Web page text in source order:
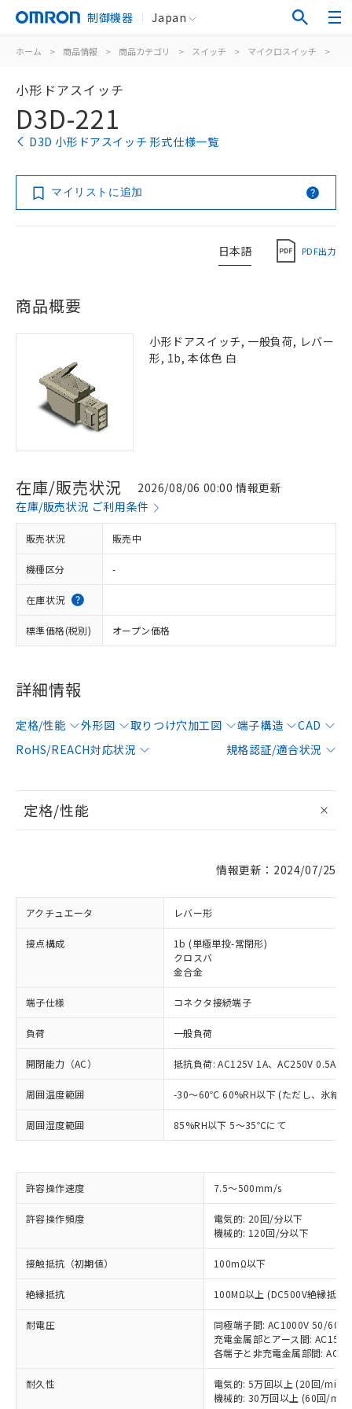
制御機器 Japan
ホーム > 商品情報 > 商品カテゴリ > スイッチ > マイクロスイッチ >
小形ドアスイッチ
D3D-221
D3D 小形ドアスイッチ 形式仕様一覧
マイリストに追加
日本語 PDF出力
商品概要
小形ドアスイッチ, 一般負荷, レバー
形, 1b, 本体色 白
在庫/販売状況
2026/08/06 00:00 情報更新
在庫/販売状況 ご利用条件
販売状況 販売中
機種区分 -
在庫状況
標準価格(税別) オープン価格
詳細情報
定格/性能 外形図 取りつけ穴加工図 端子構造
CAD
RoHS/REACH対応状況
規格認証/適合状況
定格/性能
情報更新：2024/07/25
アクチュエータ レバー形
接点構成
1b (単極単投-常閉形)
クロスバ
金合金
端子仕様 コネクタ接続端子
負荷 一般負荷
開閉能力（AC） 抵抗負荷: AC125V 1A、AC250V 0.5A
周囲温度範囲 -30～60℃ 60%RH以下 (ただし、氷結
周囲湿度範囲 85%RH以下 5～35℃にて
許容操作速度 7.5～500mm/s
許容操作頻度
電気的: 20回/分以下
機械的: 120回/分以下
接触抵抗（初期値） 100mΩ以下
絶縁抵抗 100MΩ以上 (DC500V絶縁抵抗
耐電圧
同極端子間: AC1000V 50/
充電金属部とアース間:
各端子と非充電金属部間:
耐久性
電気的: 5万回以上 (20回/min)
機械的: 30万回以上 (60回/min)
以下の条件をお読みいただき、同意のうえ
※1 対応状況
対応済み：EU RoHS指令（10物質）の
非含有に対応した製品が提供可能な商品で
対応予定：EU RoHS指令（10物質）の非含
有に対応した製品に切り替える予定のある
対応予定なし：EU RoHS指令（10物質）の